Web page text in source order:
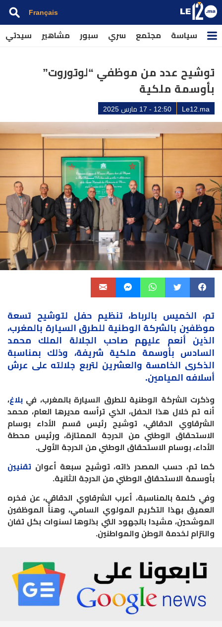
Français
سياسة مجتمع سري سبور مشاهير سيدتي
توشيح عدد من موظفي “لوتوروت”
بأوسمة ملكية
Le12.ma 12:50 - 17 مارس 2025
تم، الخميس بالرباط، تنظيم حفل لتوشيح تسعة
موظفين بالشركة الوطنية للطرق السيارة بالمغرب،
الذين أنعم عليهم صاحب الجلالة الملك محمد
السادس بأوسمة ملكية شريفة، وذلك بمناسبة
الذكرى الخامسة والعشرين لتربع جلالته على عرش
أسلافه الميامين.
وذكرت الشركة الوطنية للطرق السيارة بالمغرب، في بلاغ،
أنه تم خلال هذا الحفل، الذي ترأسه مديرها العام، محمد
الشرقاوي الدقاقي، توشيح رئيس قسم الأداء بوسام
الاستحقاق الوطني من الدرجة الممتازة، ورئيس محطة
الأداء، بوسام الاستحقاق الوطني من الدرجة الأولى.
كما تم، حسب المصدر ذاته، توشيح سبعة أعوان تقنيين
بأوسمة الاستحقاق الوطني من الدرجة الثانية.
وفي كلمة بالمناسبة، أعرب الشرقاوي الدقاقي، عن فخره
العميق بهذا التكريم المولوي السامي، وهنأ الموظفين
الموشحين، مشيدا بالجهود التي بذلوها لسنوات بكل تفان
والتزام لخدمة الوطن والمواطنين.